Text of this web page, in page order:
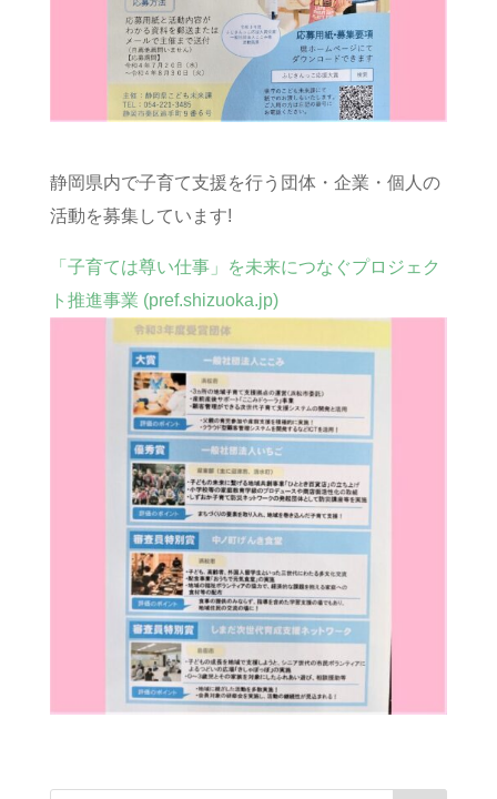
静岡県内で子育て支援を行う団体・企業・個人の
活動を募集しています!
「子育ては尊い仕事」を未来につなぐプロジェク
ト推進事業 (pref.shizuoka.jp)